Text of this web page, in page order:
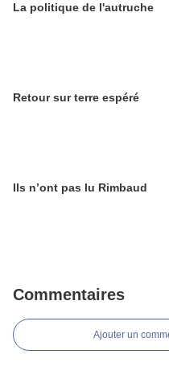
La politique de l'autruche
Retour sur terre espéré
Ils n’ont pas lu Rimbaud
Commentaires
Ajouter un